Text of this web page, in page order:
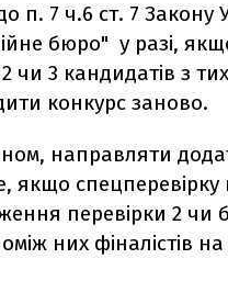
п. 7 ч.6 ст. 7
бюро" у разі,
чи 3 кандидатів з
конкурс заново.
направляти
спецперевірку
перевірки 2 чи
них фіналістів